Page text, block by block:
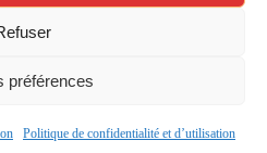
préférences
Politique de confidentialité et d’utilisation